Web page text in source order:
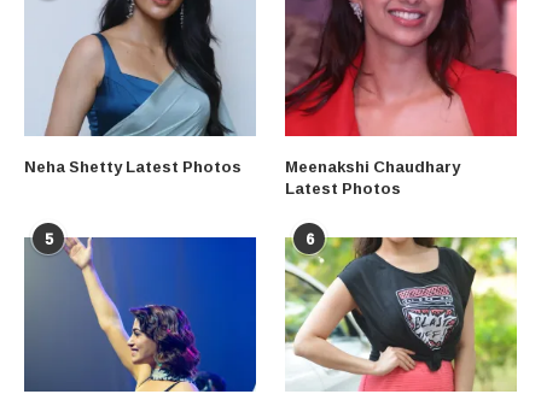
Neha Shetty Latest Photos Meenakshi Chaudhary
Latest Photos
5 6